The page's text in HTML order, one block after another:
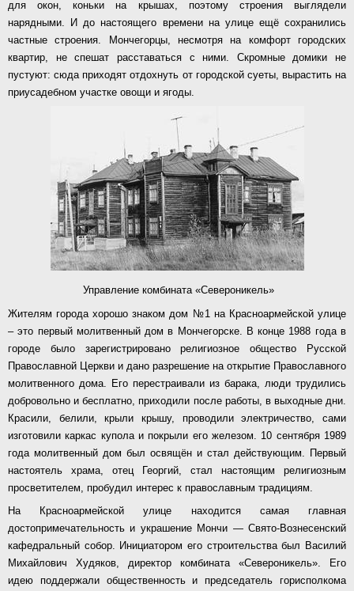
для окон, коньки на крышах, поэтому строения выглядели
нарядными. И до настоящего времени на улице ещё сохранились
частные строения. Мончегорцы, несмотря на комфорт городских
квартир, не спешат расставаться с ними. Скромные домики не
пустуют: сюда приходят отдохнуть от городской суеты, вырастить на
приусадебном участке овощи и ягоды.
Управление комбината «Североникель»
Жителям города хорошо знаком дом №1 на Красноармейской улице
– это первый молитвенный дом в Мончегорске. В конце 1988 года в
городе было зарегистрировано религиозное общество Русской
Православной Церкви и дано разрешение на открытие Православного
молитвенного дома. Его перестраивали из барака, люди трудились
добровольно и бесплатно, приходили после работы, в выходные дни.
Красили, белили, крыли крышу, проводили электричество, сами
изготовили каркас купола и покрыли его железом. 10 сентября 1989
года молитвенный дом был освящён и стал действующим. Первый
настоятель храма, отец Георгий, стал настоящим религиозным
просветителем, пробудил интерес к православным традициям.
На Красноармейской улице находится самая главная
достопримечательность и украшение Мончи — Свято-Вознесенский
кафедральный собор. Инициатором его строительства был Василий
Михайлович Худяков, директор комбината «Североникель». Его
идею поддержали общественность и председатель горисполкома